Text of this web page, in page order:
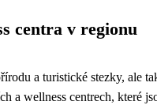
centra v regionu
a turistické stezky, ale
a wellness centrech, které